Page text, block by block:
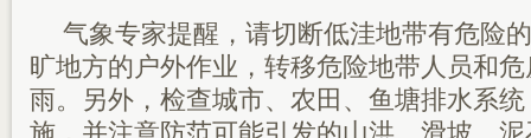
气象专家提醒，请切断低洼地带有危险
旷地方的户外作业，转移危险地带人员和
雨。另外，检查城市、农田、鱼塘排水系